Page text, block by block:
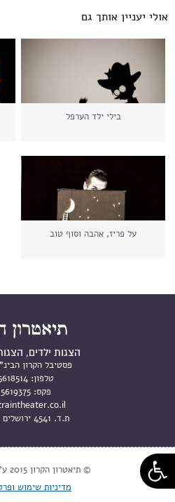
אולי יעניין אותך גם
בילי ילד הערפל
על פריז, אהבה וסוף טוב
הצגות ילדים,
פסטיבל הקרון
טלפון: 02-5618514
פקס: 02-5619375
ת.ד. 4541 ירושלים 9104401
© תיאטרון הקרון 2015 ע"ר 580010684
מדיניות שימוש